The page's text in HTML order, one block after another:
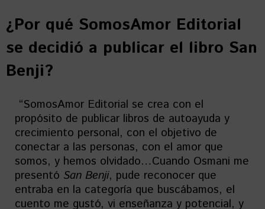
¿Por qué SomosAmor Editorial
se decidió a publicar el libro San
Benji?
“SomosAmor Editorial se crea con el
propósito de publicar libros de autoayuda y
crecimiento personal, con el objetivo de
conectar a las personas, con el amor que
somos, y hemos olvidado…Cuando Osmani me
presentó San Benji, pude reconocer que
entraba en la categoría que buscábamos, el
cuento me gustó, vi enseñanza y potencial, y